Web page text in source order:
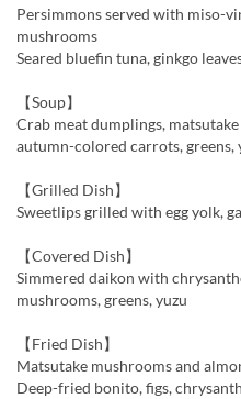
Persimmons served with miso-
mushrooms
Seared bluefin tuna, ginkgo
【Soup】
Crab meat dumplings,
autumn-colored carrots, greens,
【Grilled Dish】
Sweetlips grilled with egg yolk,
【Covered Dish】
Simmered daikon with
mushrooms, greens, yuzu
【Fried Dish】
Matsutake mushrooms and
Deep-fried bonito, figs,